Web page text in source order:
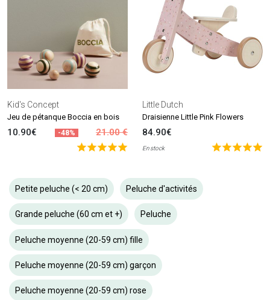
Kid's Concept
Jeu de pétanque Boccia en bois
10.90€ -48% 21.00 €
Little Dutch
Draisienne Little Pink Flowers
84.90€
En stock
Petite peluche (< 20 cm) Peluche d'activités
Grande peluche (60 cm et +) Peluche
Peluche moyenne (20-59 cm) fille
Peluche moyenne (20-59 cm) garçon
Peluche moyenne (20-59 cm) rose